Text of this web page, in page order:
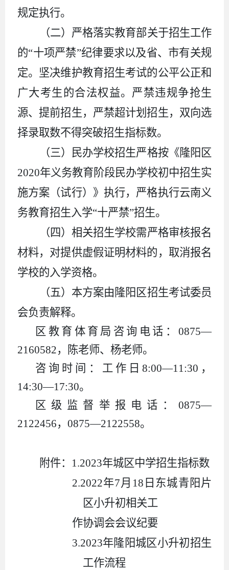
规定执行。
（二）严格落实教育部关于招生工作
的“十项严禁”纪律要求以及省、市有关规
定。坚决维护教育招生考试的公平公正和
广大考生的合法权益。严禁违规争抢生
源、提前招生，严禁超计划招生，双向选
择录取数不得突破招生指标数。
（三）民办学校招生严格按《隆阳区
2020年义务教育阶段民办学校初中招生实
施方案（试行）》执行，严格执行云南义
务教育招生入学“十严禁”招生。
（四）相关招生学校需严格审核报名
材料，对提供虚假证明材料的，取消报名
学校的入学资格。
（五）本方案由隆阳区招生考试委员
会负责解释。
区教育体育局咨询电话： 0875—
2160582，陈老师、杨老师。
咨询时间：工作日 8:00—11:30 ，
14:30—17:30。
区级监督举报电话： 0875—
2122456， 0875—2122558。
附件： 1.2023年城区中学招生指标数
2.2022年7月 18 日东城青阳片
区小升初相关工
作协调会会议纪要
3.2023年隆阳城区小升初招生
工作流程